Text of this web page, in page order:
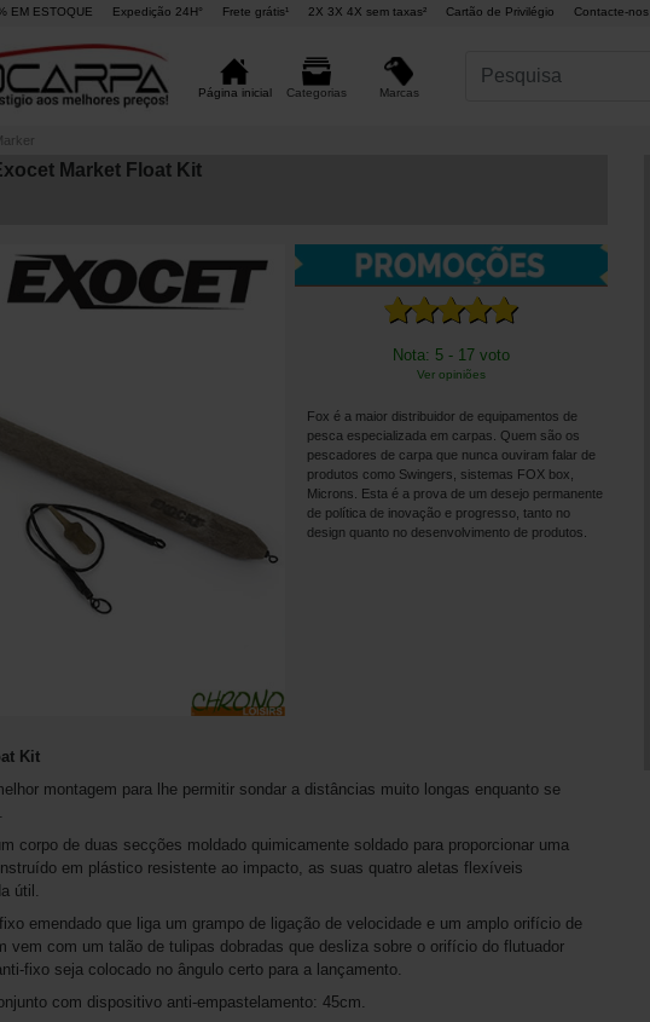
EM ESTOQUE Expedição 24H° Frete grátis¹ 2X 3X 4X sem taxas² Cartão de Privilégio Contacte-nos
Página inicial Categorias Marcas
Market Float Kit
Nota: 5 - 17 voto
Ver opiniões
Fox é a maior distribuidor de equipamentos de
pesca especializada em carpas. Quem são os
pescadores de carpa que nunca ouviram falar de
produtos como Swingers, sistemas FOX box,
Microns. Esta é a prova de um desejo permanente
de política de inovação e progresso, tanto no
design quanto no desenvolvimento de produtos.
Kit
montagem para lhe permitir sondar a distâncias muito longas enquanto se
corpo de duas secções moldado quimicamente soldado para proporcionar uma
em plástico resistente ao impacto, as suas quatro aletas flexíveis
útil.
emendado que liga um grampo de ligação de velocidade e um amplo orifício de
vem com um talão de tulipas dobradas que desliza sobre o orifício do flutuador
fixo seja colocado no ângulo certo para a lançamento.
com dispositivo anti-empastelamento: 45cm.